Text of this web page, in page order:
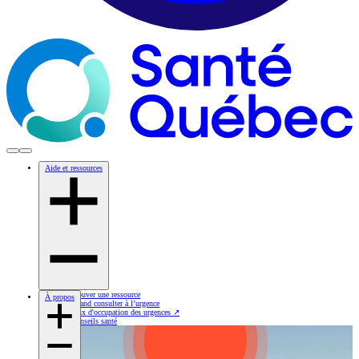
Aide et ressources
Trouver une ressource
Quand consulter à l’urgence
Taux d'occupation des urgences ↗
Conseils santé
À propos